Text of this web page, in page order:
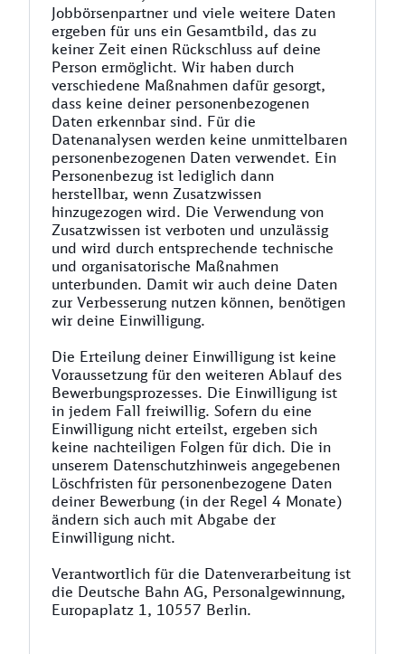
Jobbörsenpartner und viele weitere Daten
ergeben für uns ein Gesamtbild, das zu
keiner Zeit einen Rückschluss auf deine
Person ermöglicht. Wir haben durch
verschiedene Maßnahmen dafür gesorgt,
dass keine deiner personenbezogenen
Daten erkennbar sind. Für die
Datenanalysen werden keine unmittelbaren
personenbezogenen Daten verwendet. Ein
Personenbezug ist lediglich dann
herstellbar, wenn Zusatzwissen
hinzugezogen wird. Die Verwendung von
Zusatzwissen ist verboten und unzulässig
und wird durch entsprechende technische
und organisatorische Maßnahmen
unterbunden. Damit wir auch deine Daten
zur Verbesserung nutzen können, benötigen
wir deine Einwilligung.
Die Erteilung deiner Einwilligung ist keine
Voraussetzung für den weiteren Ablauf des
Bewerbungsprozesses. Die Einwilligung ist
in jedem Fall freiwillig. Sofern du eine
Einwilligung nicht erteilst, ergeben sich
keine nachteiligen Folgen für dich. Die in
unserem Datenschutzhinweis angegebenen
Löschfristen für personenbezogene Daten
deiner Bewerbung (in der Regel 4 Monate)
ändern sich auch mit Abgabe der
Einwilligung nicht.
Verantwortlich für die Datenverarbeitung ist
die Deutsche Bahn AG, Personalgewinnung,
Europaplatz 1, 10557 Berlin.